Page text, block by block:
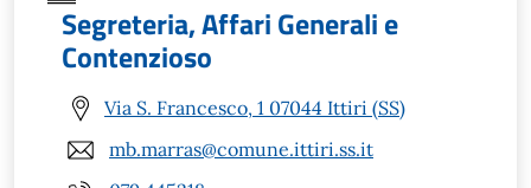
Segreteria, Affari Generali e
Contenzioso
Via S. Francesco, 1 07044 Ittiri (SS)
mb.marras@comune.ittiri.ss.it